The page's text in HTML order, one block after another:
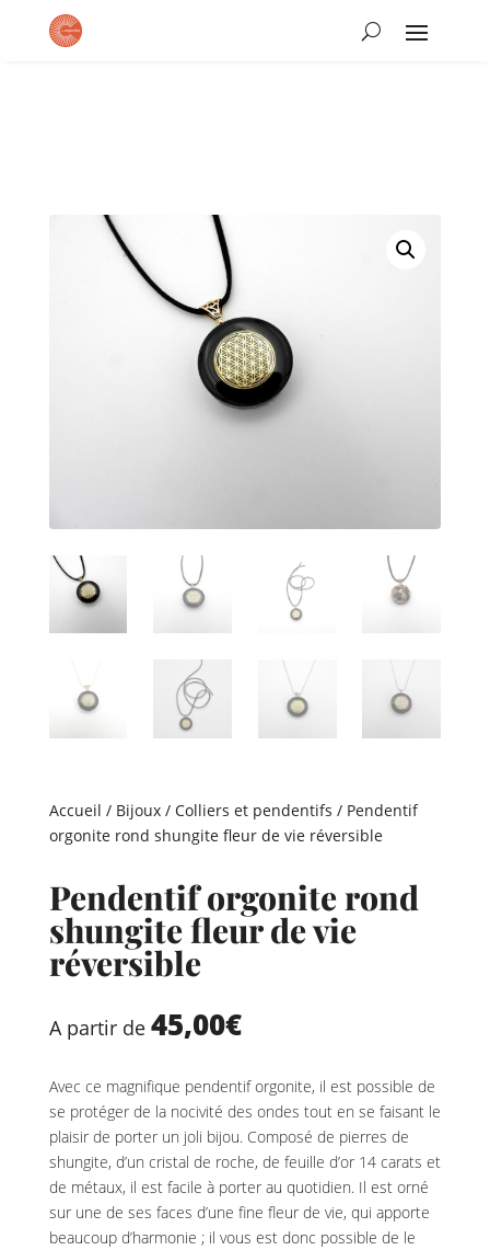
Accueil / Bijoux/ Colliers et pendentifs / Pendentif
orgonite rond shungite fleur de vie réversible
Pendentif orgonite rond
shungite fleur de vie
réversible
A partir de 45,00€
Avec ce magnifique pendentif orgonite, il est possible de
se protéger de la nocivité des ondes tout en se faisant le
plaisir de porter un joli bijou. Composé de pierres de
shungite, d’un cristal de roche, de feuille d’or 14 carats et
de métaux, il est facile à porter au quotidien. Il est orné
sur une de ses faces d’une fine fleur de vie, qui apporte
beaucoup d’harmonie ; il vous est donc possible de le